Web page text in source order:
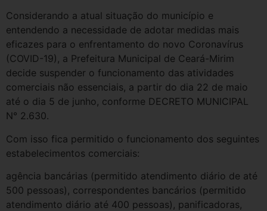
Considerando a atual situação do município e
entendendo a necessidade de adotar medidas mais
eficazes para o enfrentamento do novo Coronavírus
(COVID-19), a Prefeitura Municipal de Ceará-Mirim
decide suspender o funcionamento das atividades
comerciais não essenciais, a partir do dia 22 de maio
até o dia 5 de junho, conforme DECRETO MUNICIPAL
N° 2.630.
Com isso fica permitido o funcionamento dos seguintes
estabelecimentos comerciais:
agência bancárias (permitido atendimento diário de até
500 pessoas), correspondentes bancários (permitido
atendimento diário até 400 pessoas), panificadoras,